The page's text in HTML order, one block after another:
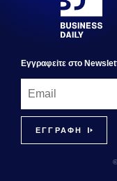
Εγγραφεiτε στο